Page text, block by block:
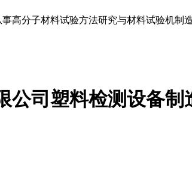
高分子材料试验方法研究与材料试验机制
公司塑料检测设备制